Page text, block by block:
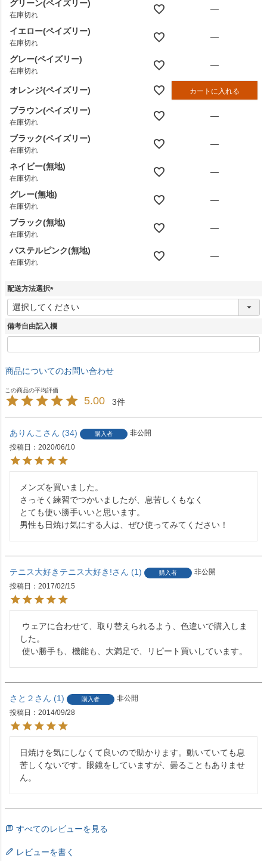
グリーン(ペイズリー)
在庫切れ
—
イエロー(ペイズリー)
在庫切れ
—
グレー(ペイズリー)
在庫切れ
—
オレンジ(ペイズリー) カートに入れる
ブラウン(ペイズリー)
在庫切れ
—
ブラック(ペイズリー)
在庫切れ
—
ネイビー(無地)
在庫切れ
—
グレー(無地)
在庫切れ
—
ブラック(無地)
在庫切れ
—
パステルピンク(無地)
在庫切れ
—
配送方法選択
(
必
須
備考自由記入欄
商品についてのお問い合わせ
5.00 3
ありんこ 34 購入者
非公開
投稿日
2020/06/10
メンズを買いました。
さっそく練習でつかいましたが、息苦しくもなく
とても使い勝手いいと思います。
男性も日焼け気にする人は、ぜひ使ってみてください！
テニス大好きテニス大好き! 1 購入者
非公開
投稿日
2017/02/15
した。
使い勝手も、機能も、大満足で、リピート買いしています。
さと２ 1 購入者
非公開
投稿日
2014/09/28
日焼けを気にしなくて良いので助かります。動いていても息
苦しくないです。眼鏡をしていますが、曇ることもありませ
ん。
すべてのレビューを見る
レビューを書く